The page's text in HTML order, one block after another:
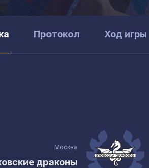
Протокол Ход игры
Москва
драконы